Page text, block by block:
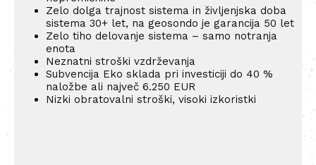
Zelo dolga trajnost sistema in življenjska doba
sistema 30+ let, na geosondo je garancija 50 let
Zelo tiho delovanje sistema – samo notranja
enota
Neznatni stroški vzdrževanja
Subvencija Eko sklada pri investiciji do 40 %
naložbe ali največ 6.250 EUR
Nizki obratovalni stroški, visoki izkoristki